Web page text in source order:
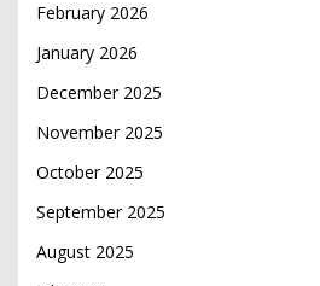
February 2026
January 2026
December 2025
November 2025
October 2025
September 2025
August 2025